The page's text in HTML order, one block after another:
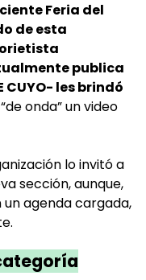
Feria del
de esta
publica
CUYO- les brindó
onda” un video
lo invitó a
sección, aunque,
agenda cargada,